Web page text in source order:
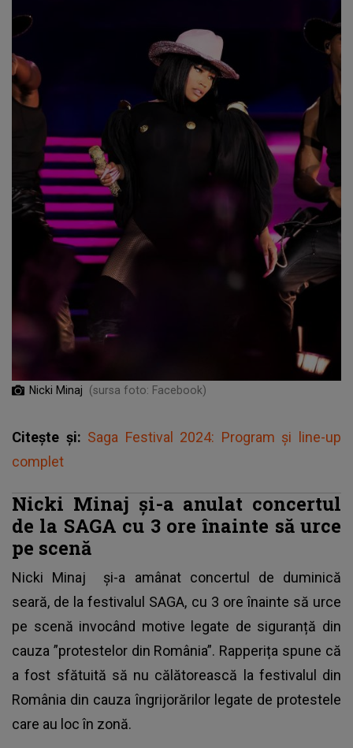
Nicki Minaj (sursa foto: Facebook)
Citește și: Saga Festival 2024: Program și line-up
complet
Nicki Minaj și-a anulat concertul
de la SAGA cu 3 ore înainte să urce
pe scenă
Nicki Minaj
și-a amânat concertul de duminică
seară, de la festivalul SAGA, cu 3 ore înainte să urce
pe scenă invocând motive legate de siguranță din
cauza ”protestelor din România”. Rapperița spune că
a fost sfătuită să nu călătorească la festivalul din
România din cauza îngrijorărilor legate de protestele
care au loc în zonă.